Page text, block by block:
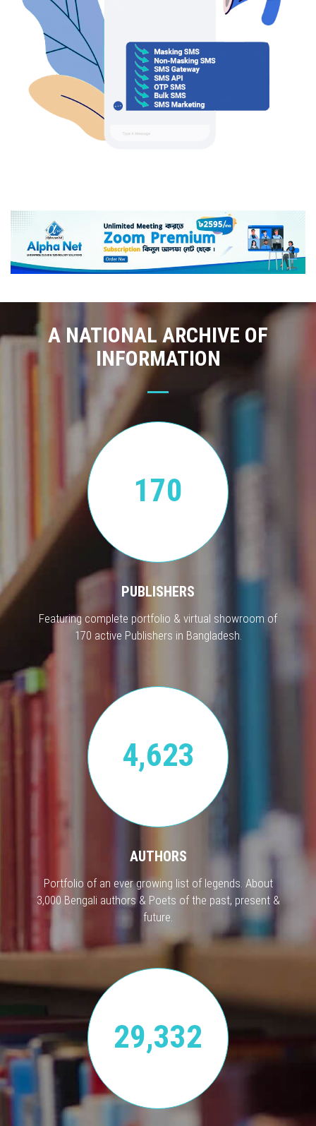
A NATIONAL ARCHIVE OF
INFORMATION
170
PUBLISHERS
Featuring complete portfolio & virtual showroom of
170 active Publishers in Bangladesh.
4,623
AUTHORS
Portfolio of an ever growing list of legends. About
3,000 Bengali authors & Poets of the past, present &
future.
29,332